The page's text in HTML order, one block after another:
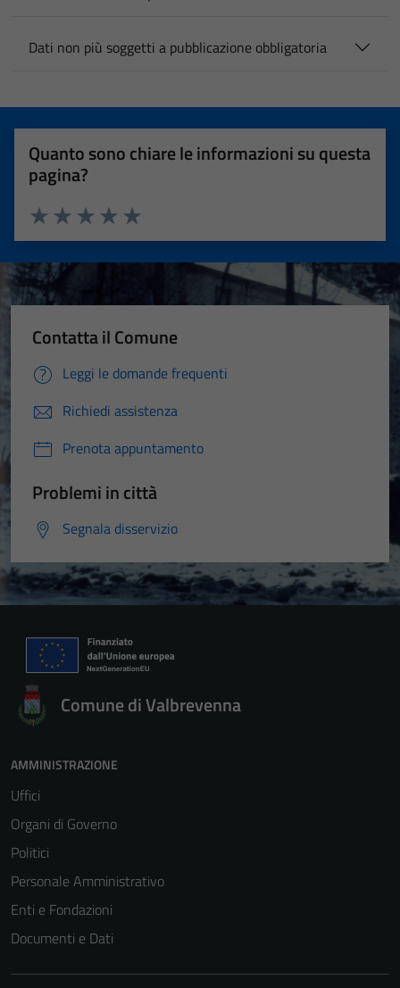
Dati non più soggetti a pubblicazione obbligatoria
Quanto sono chiare le informazioni su questa
pagina?
Valuta 5 stelle su 5
Valuta 4 stelle su 5
Valuta 3 stelle su 5
Valuta 2 stelle su 5
Valuta 1 stelle su 5
Contatta il Comune
Leggi le domande frequenti
Richiedi assistenza
Prenota appuntamento
Problemi in città
Segnala disservizio
Comune di Valbrevenna
AMMINISTRAZIONE
Uffici
Organi di Governo
Politici
Personale Amministrativo
Enti e Fondazioni
Documenti e Dati